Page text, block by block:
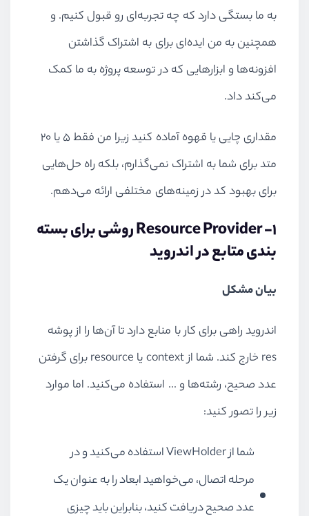
به ما بستگی دارد که چه تجربه‌ای رو قبول کنیم. و
همچنین به من ایده‌ای برای به اشتراک گذاشتن
افزونه‌ها و ابزارهایی که در توسعه پروژه به ما کمک
می‌کند داد.
مقداری چایی یا قهوه آماده کنید زیرا من فقط 5 یا 20
متد برای شما به اشتراک نمی‌گذارم، بلکه راه حل‌هایی
برای بهبود کد در زمینه‌های مختلفی ارائه می‌دهم.
1
-
Resource Providerروشی برای بسته
بندی متابع در اندروید
بیان مشکل
اندروید راهی برای کار با منابع دارد تا آن‌ها را از پوشه
res خارج کند. شما ازcontextیا resourceبرای گرفتن
عدد صحیح، رشته‌ها و ... استفاده می‌کنید. اما موارد
زیر را تصور کنید:
شما ازViewHolderاستفاده می‌کنید و در
مرحله اتصال، می‌خواهید ابعاد را به عنوان یک
عدد صحیح دریافت کنید، بنابراین باید چیزی